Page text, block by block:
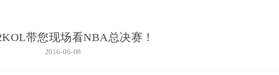
带您现场看NBA总决赛！
2016-06-08